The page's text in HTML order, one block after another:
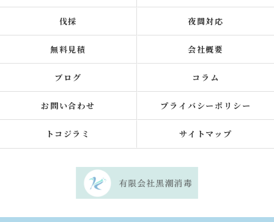
伐採 夜間対応
無料見積 会社概要
ブログ コラム
お問い合わせ プライバシーポリシー
トコジラミ サイトマップ